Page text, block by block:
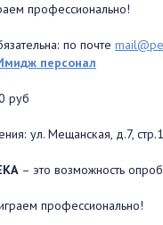
профессионально!
по почте
персонал
руб
ул. Мещанская, д.7, стр.1
– это возможность
профессионально!